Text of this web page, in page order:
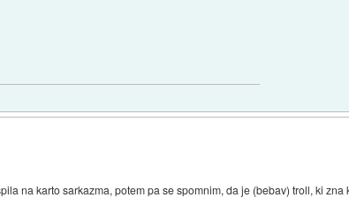
na karto sarkazma, potem pa se spomnim, da je (bebav) troll, ki